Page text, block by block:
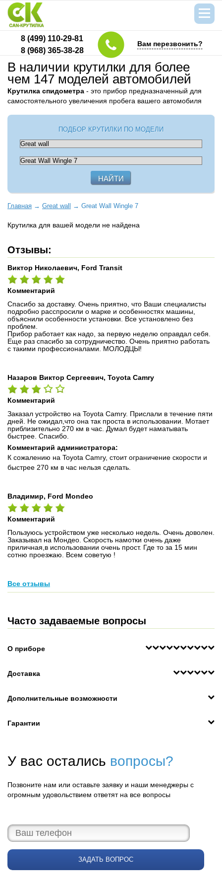
8 (499) 110-29-81
8 (968) 365-38-28
Вам перезвонить?
В наличии крутилки для более
чем 147 моделей автомобилей
Крутилка спидометра - это прибор предназначенный для
самостоятельного увеличения пробега вашего автомобиля
ПОДБОР КРУТИЛКИ ПО МОДЕЛИ
Главная → Great wall → Great Wall Wingle 7
Крутилка для вашей модели не найдена
Отзывы:
Виктор Николаевич, Ford Transit
Комментарий
Спасибо за доставку. Очень приятно, что Ваши специалисты
подробно расспросили о марке и особенностях машины,
объяснили особенности установки. Все установлено без
проблем.
Прибор работает как надо, за первую неделю оправдал себя.
Еще раз спасибо за сотрудничество. Очень приятно работать
с такими профессионалами. МОЛОДЦЫ!
Назаров Виктор Сергеевич, Toyota Camry
Комментарий
Заказал устройство на Toyota Camry. Прислали в течение пяти
дней. Не ожидал,что она так проста в использовании. Мотает
приблизительно 270 км в час. Думал будет наматывать
быстрее. Спасибо.
Комментарий администратора:
К сожалению на Toyota Camry, стоит ограничение скорости и
быстрее 270 км в час нельзя сделать.
Владимир, Ford Mondeo
Комментарий
Пользуюсь устройством уже несколько недель. Очень доволен.
Заказывал на Мондео. Скорость намотки очень даже
приличная,в использовании очень прост. Где то за 15 мин
сотню проезжаю. Всем советую !
Все отзывы
Часто задаваемые вопросы
О приборе
Доставка
Дополнительные возможности
Гарантии
У вас остались вопросы?
Позвоните нам или оставьте заявку и наши менеджеры с
огромным удовольствием ответят на все вопросы
ЗАДАТЬ ВОПРОС